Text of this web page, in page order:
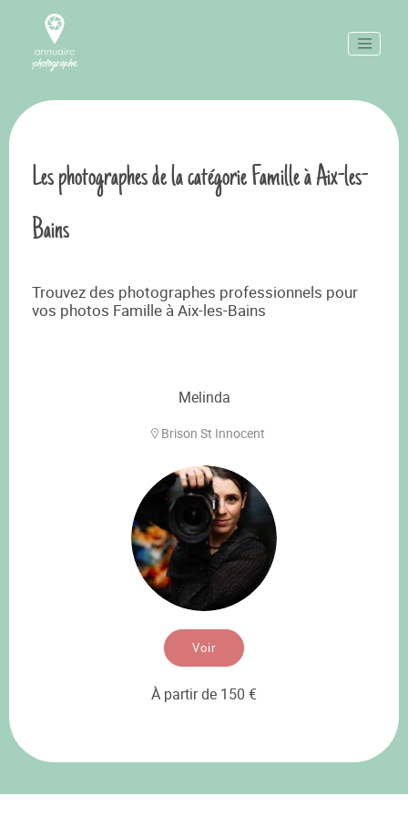
Les photographes de la catégorie Famille à Aix-les-
Bains
Trouvez des photographes professionnels pour
vos photos Famille à Aix-les-Bains
Melinda
Brison St Innocent
Voir
À partir de 150 €